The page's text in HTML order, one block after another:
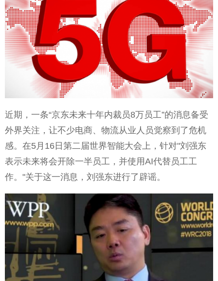
近期，一条“京东未来十年内裁员8万员工”的消息备受
外界关注，让不少电商、物流从业人员觉察到了危机
感。在5月16日第二届世界智能大会上，针对"刘强东
表示未来将会开除一半员工，并使用AI代替员工工
作。"关于这一消息，刘强东进行了辟谣。